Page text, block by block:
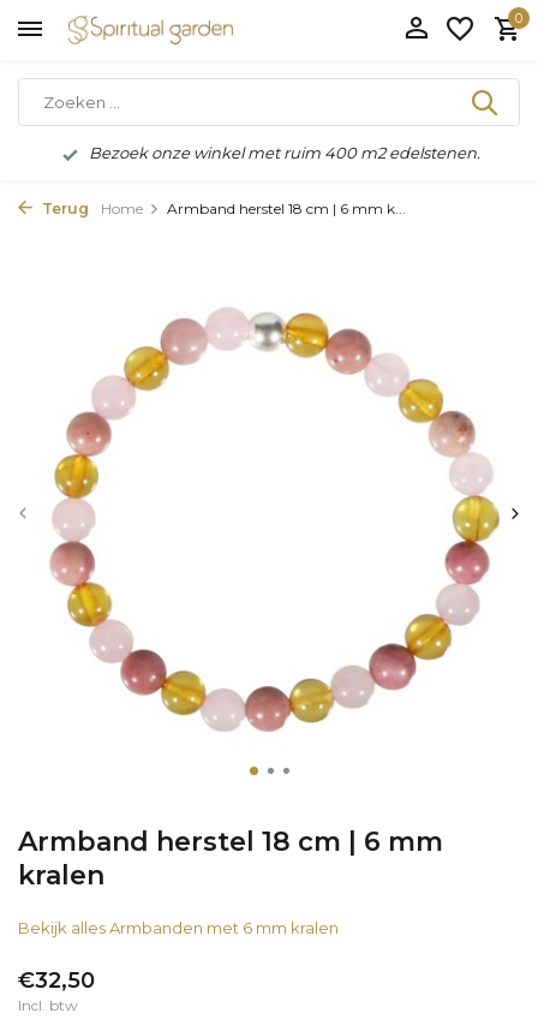
0
Bezoek onze winkel met ruim 400 m2 edelstenen.
Terug Home Armband herstel 18 cm | 6 mm k...
Armband herstel 18 cm | 6 mm
kralen
Bekijk alles Armbanden met 6 mm kralen
€32,50
Incl. btw